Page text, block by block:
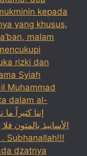
kepada
yang khusus,
malam
rizki dan
Syiah
Muhammad
dalam al-
الأسانيدَ بالمتون
dzatnya